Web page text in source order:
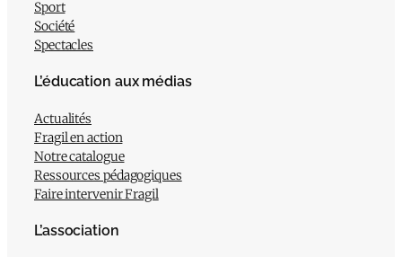
Sport
Société
Spectacles
L’éducation aux médias
Actualités
Fragil en action
Notre catalogue
Ressources pédagogiques
Faire intervenir Fragil
L’association